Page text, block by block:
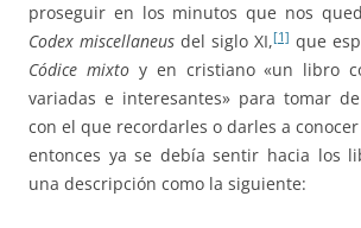
proseguir en los minutos que nos
Codex miscellaneus del siglo XI,[1] que
Códice mixtoy en cristiano «un libro
variadas e interesantes» para tomar
con el que recordarles o darles a
entonces ya se debía sentir hacia los
una descripción como la siguiente: